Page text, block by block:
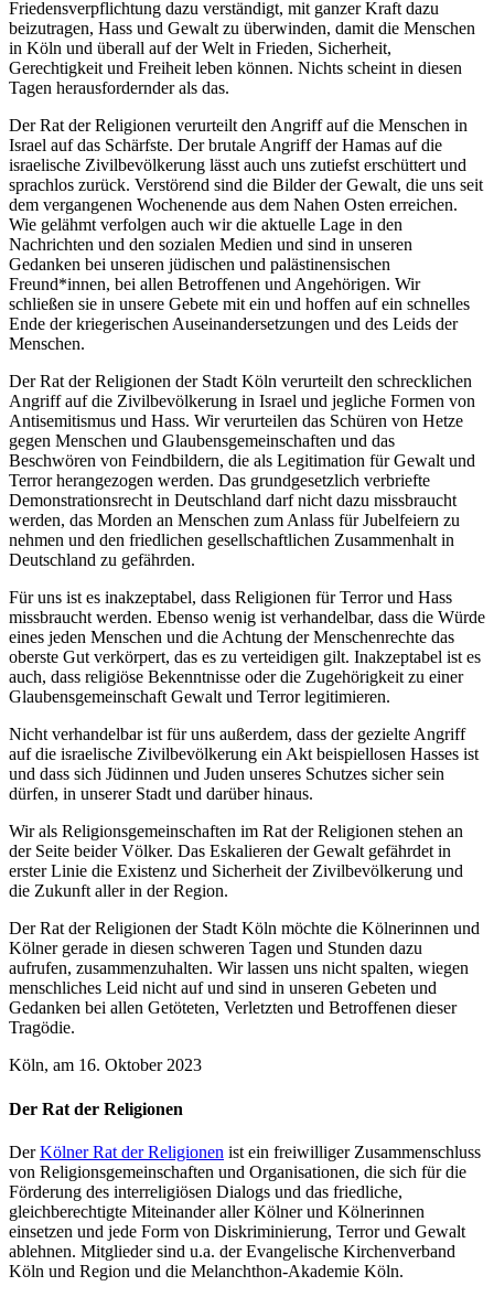
Friedensverpflichtung dazu verständigt, mit ganzer Kraft dazu
beizutragen, Hass und Gewalt zu überwinden, damit die Menschen
in Köln und überall auf der Welt in Frieden, Sicherheit,
Gerechtigkeit und Freiheit leben können. Nichts scheint in diesen
Tagen herausfordernder als das.
Der Rat der Religionen verurteilt den Angriff auf die Menschen in
Israel auf das Schärfste. Der brutale Angriff der Hamas auf die
israelische Zivilbevölkerung lässt auch uns zutiefst erschüttert und
sprachlos zurück. Verstörend sind die Bilder der Gewalt, die uns seit
dem vergangenen Wochenende aus dem Nahen Osten erreichen.
Wie gelähmt verfolgen auch wir die aktuelle Lage in den
Nachrichten und den sozialen Medien und sind in unseren
Gedanken bei unseren jüdischen und palästinensischen
Freund*innen, bei allen Betroffenen und Angehörigen. Wir
schließen sie in unsere Gebete mit ein und hoffen auf ein schnelles
Ende der kriegerischen Auseinandersetzungen und des Leids der
Menschen.
Der Rat der Religionen der Stadt Köln verurteilt den schrecklichen
Angriff auf die Zivilbevölkerung in Israel und jegliche Formen von
Antisemitismus und Hass. Wir verurteilen das Schüren von Hetze
gegen Menschen und Glaubensgemeinschaften und das
Beschwören von Feindbildern, die als Legitimation für Gewalt und
Terror herangezogen werden. Das grundgesetzlich verbriefte
Demonstrationsrecht in Deutschland darf nicht dazu missbraucht
werden, das Morden an Menschen zum Anlass für Jubelfeiern zu
nehmen und den friedlichen gesellschaftlichen Zusammenhalt in
Deutschland zu gefährden.
Für uns ist es inakzeptabel, dass Religionen für Terror und Hass
missbraucht werden. Ebenso wenig ist verhandelbar, dass die Würde
eines jeden Menschen und die Achtung der Menschenrechte das
oberste Gut verkörpert, das es zu verteidigen gilt. Inakzeptabel ist es
auch, dass religiöse Bekenntnisse oder die Zugehörigkeit zu einer
Glaubensgemeinschaft Gewalt und Terror legitimieren.
Nicht verhandelbar ist für uns außerdem, dass der gezielte Angriff
auf die israelische Zivilbevölkerung ein Akt beispiellosen Hasses ist
und dass sich Jüdinnen und Juden unseres Schutzes sicher sein
dürfen, in unserer Stadt und darüber hinaus.
Wir als Religionsgemeinschaften im Rat der Religionen stehen an
der Seite beider Völker. Das Eskalieren der Gewalt gefährdet in
erster Linie die Existenz und Sicherheit der Zivilbevölkerung und
die Zukunft aller in der Region.
Der Rat der Religionen der Stadt Köln möchte die Kölnerinnen und
Kölner gerade in diesen schweren Tagen und Stunden dazu
aufrufen, zusammenzuhalten. Wir lassen uns nicht spalten, wiegen
menschliches Leid nicht auf und sind in unseren Gebeten und
Gedanken bei allen Getöteten, Verletzten und Betroffenen dieser
Tragödie.
Köln, am 16. Oktober 2023
Der Rat der Religionen
DerKölner Rat der Religionen ist ein freiwilliger Zusammenschluss
von Religionsgemeinschaften und Organisationen, die sich für die
Förderung des interreligiösen Dialogs und das friedliche,
gleichberechtigte Miteinander aller Kölner und Kölnerinnen
einsetzen und jede Form von Diskriminierung, Terror und Gewalt
ablehnen. Mitglieder sind u.a. der Evangelische Kirchenverband
Köln und Region und die Melanchthon-Akademie Köln.